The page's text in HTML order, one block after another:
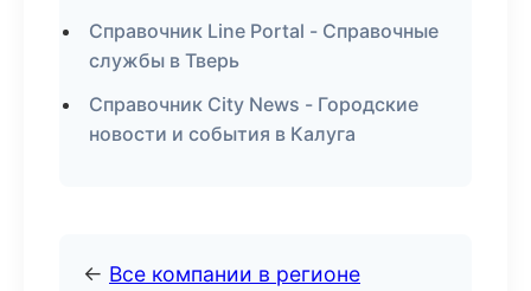
Справочник Line Portal - Справочные
службы в Тверь
Справочник City News - Городские
новости и события в Калуга
← Все компании в регионе